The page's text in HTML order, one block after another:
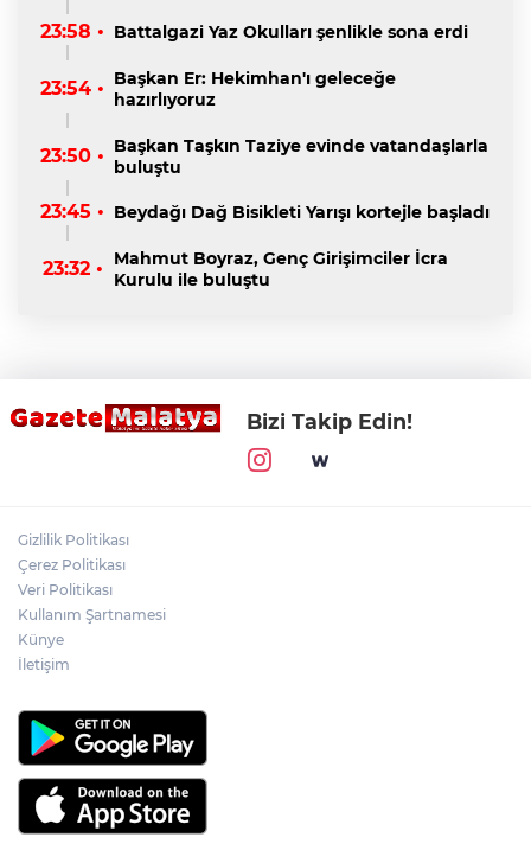
23:58 • Battalgazi Yaz Okulları şenlikle sona erdi
23:54 • Başkan Er: Hekimhan'ı geleceğe
hazırlıyoruz
23:50 • Başkan Taşkın Taziye evinde vatandaşlarla
buluştu
23:45 • Beydağı Dağ Bisikleti Yarışı kortejle başladı
23:32 •
Mahmut Boyraz, Genç Girişimciler İcra
Kurulu ile buluştu
Bizi Takip Edin!
Gizlilik Politikası
Çerez Politikası
Veri Politikası
Kullanım Şartnamesi
Künye
İletişim